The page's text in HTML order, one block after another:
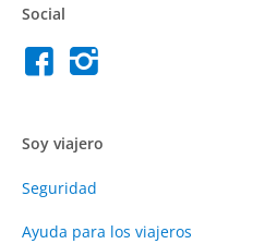
Social
Soy viajero
Seguridad
Ayuda para los viajeros